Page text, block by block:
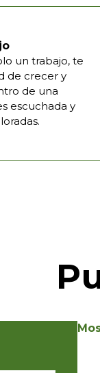
un trabajo, te
de crecer y
de una
escuchada y